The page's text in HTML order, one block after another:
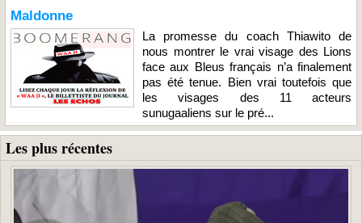
Maldonne
La promesse du coach Thiawito de
nous montrer le vrai visage des Lions
face aux Bleus français n’a finalement
pas été tenue. Bien vrai toutefois que
les visages des 11 acteurs
sunugaaliens sur le pré...
Les plus récentes